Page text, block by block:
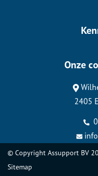
Onze
2405
© Copyright Assupport BV
Sitemap